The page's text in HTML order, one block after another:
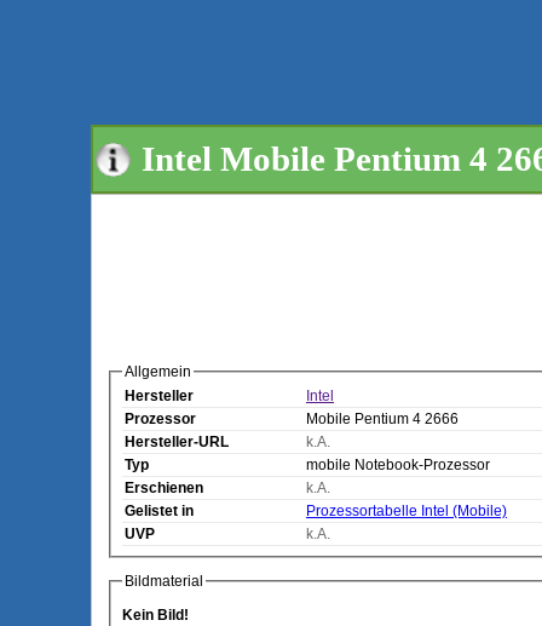
Intel Mobile Pentium 4
Allgemein
Hersteller
Intel
Prozessor
Mobile Pentium 4 2666
Hersteller-URL
k.A.
Typ
mobile Notebook-Prozessor
Erschienen
k.A.
Gelistet in
Prozessortabelle Intel (Mobile)
UVP
k.A.
Bildmaterial
Kein Bild!